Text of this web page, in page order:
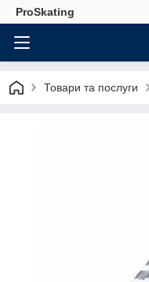
ProSkating
Товари та послуги